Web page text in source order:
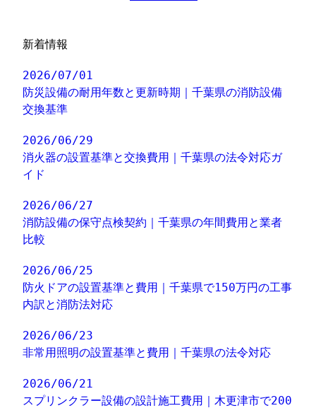
新着情報
2026/07/01
防災設備の耐用年数と更新時期｜千葉県の消防設備
交換基準
2026/06/29
消火器の設置基準と交換費用｜千葉県の法令対応ガ
イド
2026/06/27
消防設備の保守点検契約｜千葉県の年間費用と業者
比較
2026/06/25
防火ドアの設置基準と費用｜千葉県で150万円の工事
内訳と消防法対応
2026/06/23
非常用照明の設置基準と費用｜千葉県の法令対応
2026/06/21
スプリンクラー設備の設計施工費用｜木更津市で200